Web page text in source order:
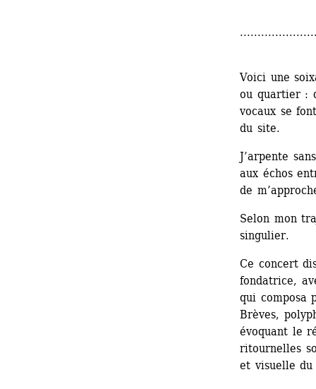
Voici une
ou quartier :
vocaux se
du site.
J’arpente
aux échos
de
Selon mon
singulier.
Ce concert
fondatrice,
qui composa
Brèves,
évoquant le
ritournelles
et visuelle du